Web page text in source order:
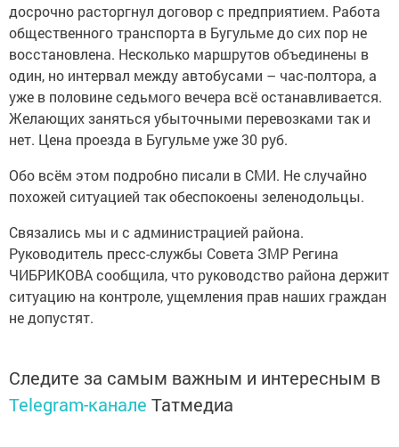
досрочно расторгнул договор с предприятием. Работа
общественного транспорта в Бугульме до сих пор не
восстановлена. Несколько маршрутов объединены в
один, но интервал между автобусами – час-полтора, а
уже в половине седьмого вечера всё останавливается.
Желающих заняться убыточными перевозками так и
нет. Цена проезда в Бугульме уже 30 руб.
Обо всём этом подробно писали в СМИ. Не случайно
похожей ситуацией так обеспокоены зеленодольцы.
Связались мы и с администрацией района.
Руководитель пресс-службы Совета ЗМР Регина
ЧИБРИКОВА сообщила, что руководство района держит
ситуацию на контроле, ущемления прав наших граждан
не допустят.
Следите за самым важным и интересным в
Telegram-канале Татмедиа